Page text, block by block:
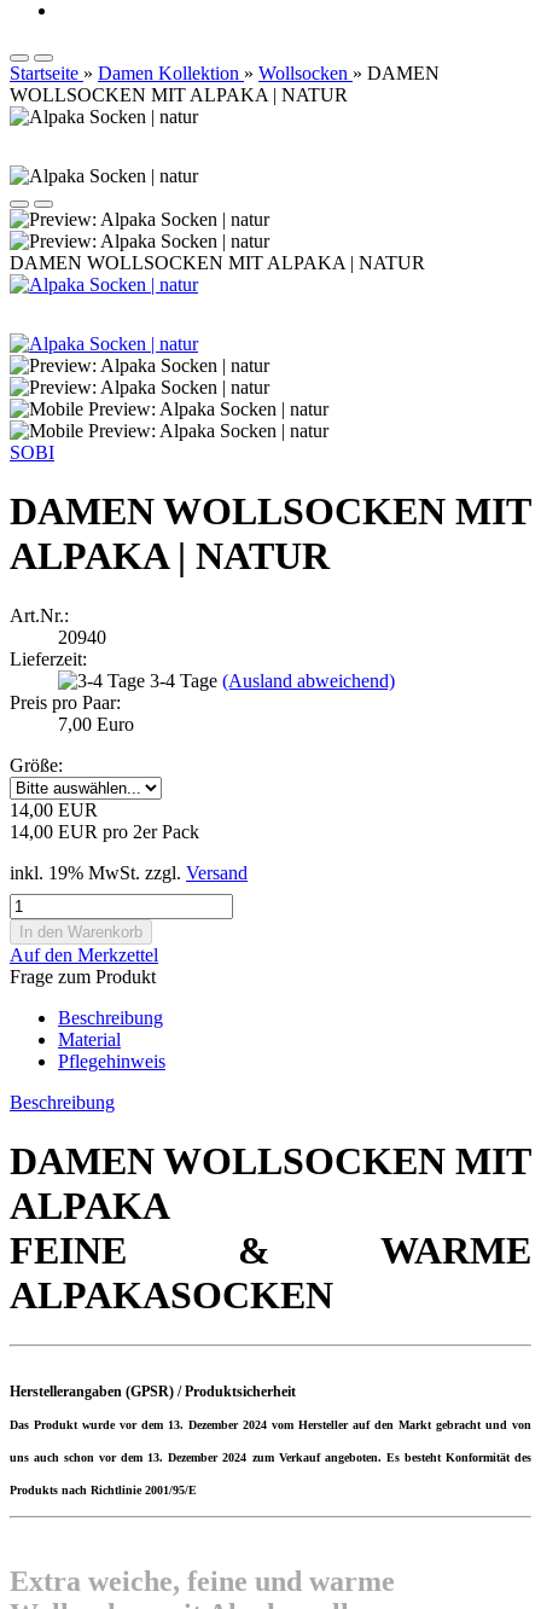
Startseite » Damen Kollektion » Wollsocken » DAMEN
WOLLSOCKEN MIT ALPAKA | NATUR
DAMEN WOLLSOCKEN MIT ALPAKA | NATUR
SOBI
DAMEN WOLLSOCKEN MIT
ALPAKA | NATUR
Art.Nr.:
20940
Lieferzeit:
3-4 Tage (Ausland abweichend)
Preis pro Paar:
7,00 Euro
Größe:
14,00 EUR
14,00 EUR pro 2er Pack
inkl. 19% MwSt. zzgl. Versand
Auf den Merkzettel
Frage zum Produkt
Beschreibung
Material
Pflegehinweis
Beschreibung
DAMEN WOLLSOCKEN MIT
ALPAKA
FEINE & WARME
ALPAKASOCKEN
Herstellerangaben (GPSR) / Produktsicherheit
Das Produkt wurde vor dem 13. Dezember 2024 vom Hersteller auf den Markt gebracht und von
uns auch schon vor dem 13. Dezember 2024 zum Verkauf angeboten. Es besteht Konformität des
Produkts nach Richtlinie 2001/95/E
Extra weiche, feine und warme